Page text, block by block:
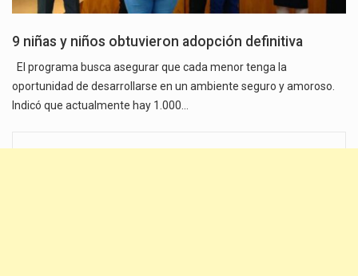
9 niñas y niños obtuvieron adopción definitiva
El programa busca asegurar que cada menor tenga la
oportunidad de desarrollarse en un ambiente seguro y amoroso.
Indicó que actualmente hay 1.000…